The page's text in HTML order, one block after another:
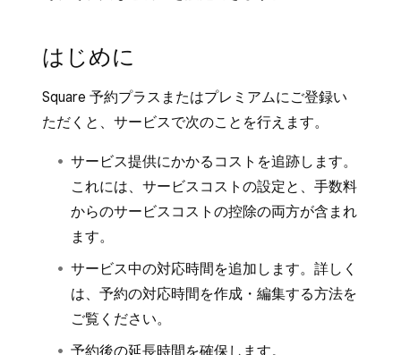
はじめに
Square 予約プラスまたはプレミアムにご登録い
ただくと、サービスで次のことを行えます。
サービス提供にかかるコストを追跡します。
これには、サービスコストの設定と、手数料
からのサービスコストの控除の両方が含まれ
ます。
サービス中の対応時間を追加します。詳しく
は、 予約の対応時間を作成・編集する方法を
ご覧ください。
予約後の延長時間を確保します。